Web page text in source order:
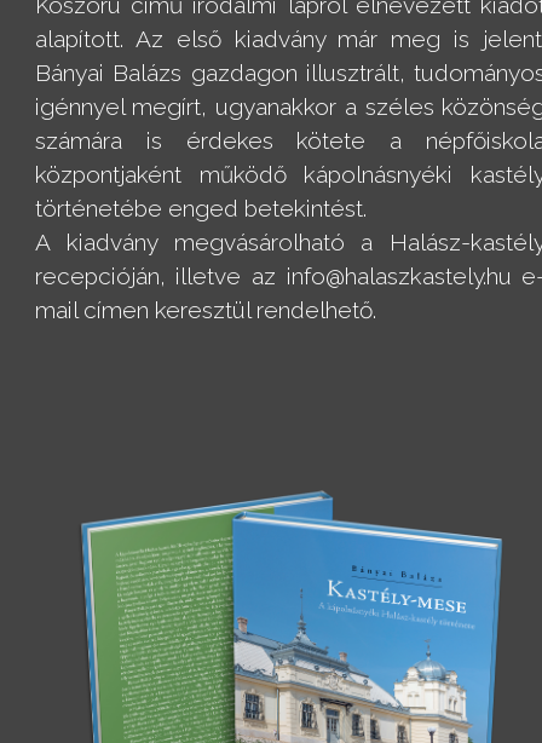
alapított. Az első kiadvány már meg is
Bányai Balázs gazdagon illusztrált,
igénnyel megírt, ugyanakkor a széles
számára is érdekes kötete a
központjaként működő kápolnásnyéki
történetébe enged betekintést.
A kiadvány megvásárolható a Halász-
recepcióján, illetve az info@halaszkastely.hu
mail címen keresztül rendelhető.